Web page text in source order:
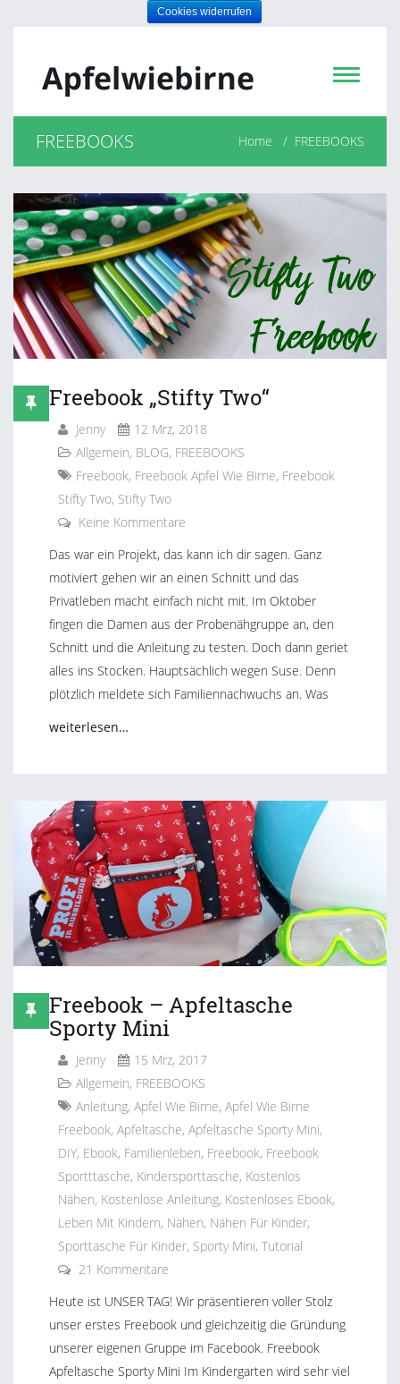
FREEBOOKS Home FREEBOOKS
Freebook „Stifty Two“
Jenny
12 Mrz, 2018
Allgemein, BLOG, FREEBOOKS
Freebook, Freebook Apfel Wie Birne, Freebook
Stifty Two, Stifty Two
Keine Kommentare
Das war ein Projekt, das kann ich dir sagen. Ganz
motiviert gehen wir an einen Schnitt und das
Privatleben macht einfach nicht mit. Im Oktober
fingen die Damen aus der Probenähgruppe an, den
Schnitt und die Anleitung zu testen. Doch dann geriet
alles ins Stocken. Hauptsächlich wegen Suse. Denn
plötzlich meldete sich Familiennachwuchs an. Was
weiterlesen…
Freebook – Apfeltasche
Sporty Mini
Jenny
15 Mrz, 2017
Allgemein, FREEBOOKS
Anleitung, Apfel Wie Birne, Apfel Wie Birne
Freebook, Apfeltasche, Apfeltasche Sporty Mini,
DIY, Ebook, Familienleben, Freebook, Freebook
Sportttasche, Kindersporttasche, Kostenlos
Nähen, Kostenlose Anleitung, Kostenloses Ebook,
Leben Mit Kindern, Nähen, Nähen Für Kinder,
Sporttasche Für Kinder, Sporty Mini, Tutorial
21 Kommentare
Heute ist UNSER TAG! Wir präsentieren voller Stolz
unser erstes Freebook und gleichzeitig die Gründung
unserer eigenen Gruppe im Facebook. Freebook
Apfeltasche Sporty Mini Im Kindergarten wird sehr viel